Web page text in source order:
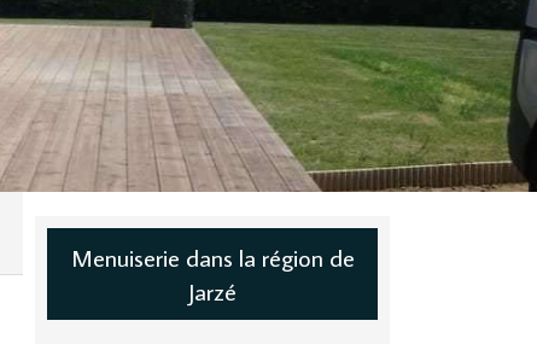
Menuiserie dans la région de
Jarzé